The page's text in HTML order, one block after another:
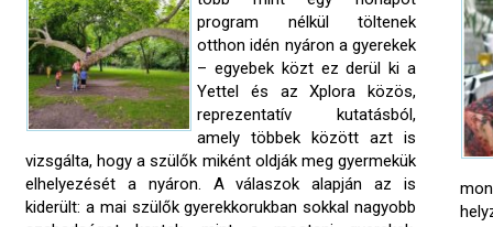
program nélkül töltenek
otthon idén nyáron a gyerekek
– egyebek közt ez derül ki a
Yettel és az Xplora közös,
reprezentatív kutatásból,
amely többek között azt is
vizsgálta, hogy a szülők miként oldják meg gyermekük
elhelyezését a nyáron. A válaszok alapján az is
kiderült: a mai szülők gyerekkorukban sokkal nagyobb